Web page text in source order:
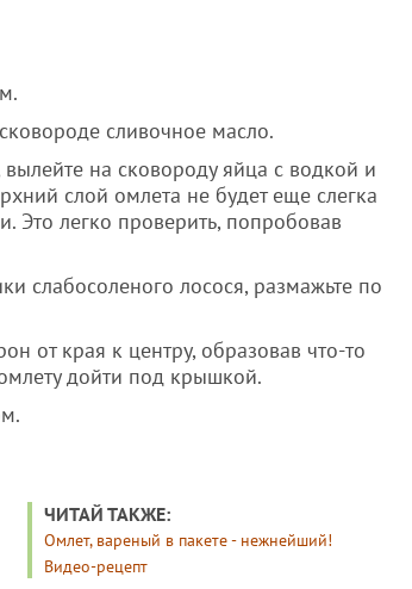
сливочное масло.
вылейте на сковороду яйца с водкой и
слой омлета не будет еще слегка
Это легко проверить, попробовав
слабосоленого лосося, размажьте по
от края к центру, образовав что-то
дойти под крышкой.
ЧИТАЙ ТАКЖЕ:
Омлет, вареный в пакете - нежнейший!
Видео-рецепт